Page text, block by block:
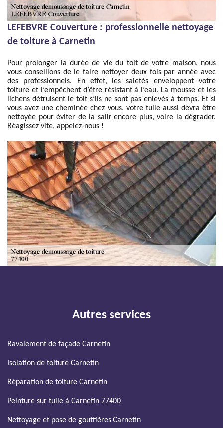
LEFEBVRE Couverture : professionnelle nettoyage
de toiture à Carnetin
Pour prolonger la durée de vie du toit de votre maison, nous
vous conseillons de le faire nettoyer deux fois par année avec
des professionnels. En effet, les saletés enveloppent votre
toiture et l’empêchent d’être résistant à l’eau. La mousse et les
lichens détruisent le toit s’ils ne sont pas enlevés à temps. Et si
vous avez une cheminée chez vous, votre tuile aussi devra être
nettoyée pour éviter de la salir encore plus, voire la dégrader.
Réagissez vite, appelez-nous !
Autres services
Ravalement de façade Carnetin
Isolation de toiture Carnetin
Réparation de toiture Carnetin
Peinture sur tuile à Carnetin 77400
Nettoyage et pose de gouttières Carnetin